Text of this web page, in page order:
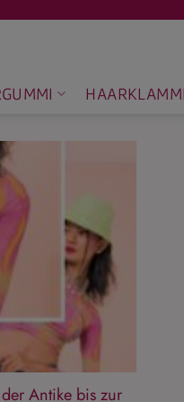
Antike bis zur